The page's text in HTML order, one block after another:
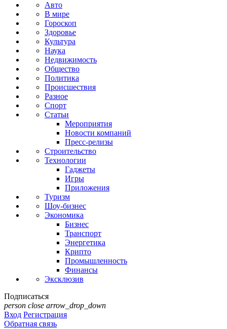
Авто
В мире
Гороскоп
Здоровье
Культура
Наука
Недвижимость
Общество
Политика
Происшествия
Разное
Спорт
Статьи
Мероприятия
Новости компаний
Пресс-релизы
Строительство
Технологии
Гаджеты
Игры
Приложения
Туризм
Шоу-бизнес
Экономика
Бизнес
Транспорт
Энергетика
Крипто
Промышленность
Финансы
Эксклюзив
Подписаться
person close arrow_drop_down
Вход Регистрация
Обратная связь